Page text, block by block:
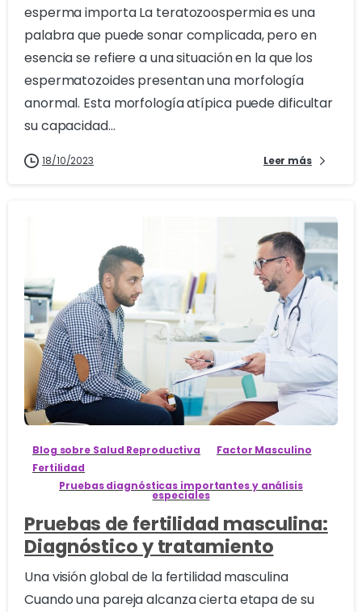
esperma importa La teratozoospermia es una
palabra que puede sonar complicada, pero en
esencia se refiere a una situación en la que los
espermatozoides presentan una morfología
anormal. Esta morfología atípica puede dificultar
su capacidad...
18/10/2023 Leer más
3
Blog sobre Salud Reproductiva
Factor Masculino
Fertilidad
Pruebas diagnósticas importantes y análisis
especiales
Pruebas de fertilidad masculina:
Diagnóstico y tratamiento
Una visión global de la fertilidad masculina
Cuando una pareja alcanza cierta etapa de su